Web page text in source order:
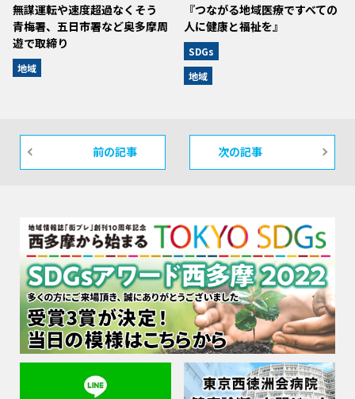
無謀運転や速度超過なくそう
青梅署、五日市署など奥多摩周
遊で取締り
地域
『つながる地域医療ですべての
人に健康と福祉を』
SDGs
地域
前の記事 次の記事